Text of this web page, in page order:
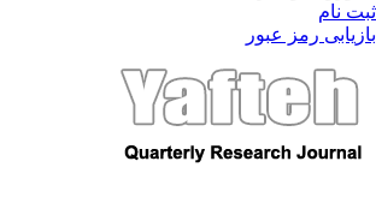
ثبت نام
بازیابی رمز عبور